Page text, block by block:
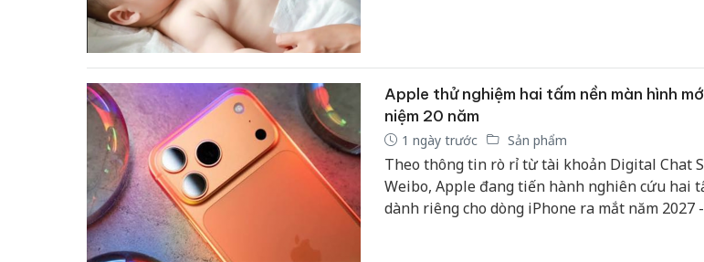
Apple thử nghiệm hai tấm nền màn hình
niệm 20 năm
1 ngày trước Sản phẩm
Theo thông tin rò rỉ từ tài khoản Digital Chat
Weibo, Apple đang tiến hành nghiên cứu hai
dành riêng cho dòng iPhone ra mắt năm